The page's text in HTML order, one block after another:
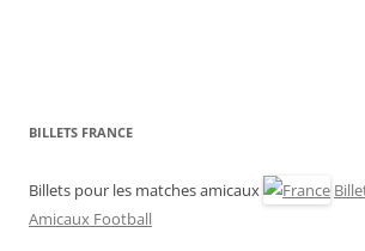
BILLETS FRANCE
Billets pour les matches amicaux
Amicaux Football